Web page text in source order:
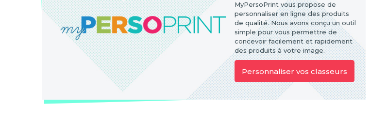
MyPersoPrint vous propose de
personnaliser en ligne des produits
de qualité. Nous avons conçu un outil
simple pour vous permettre de
concevoir facilement et rapidement
des produits à votre image.
Personnaliser vos classeurs